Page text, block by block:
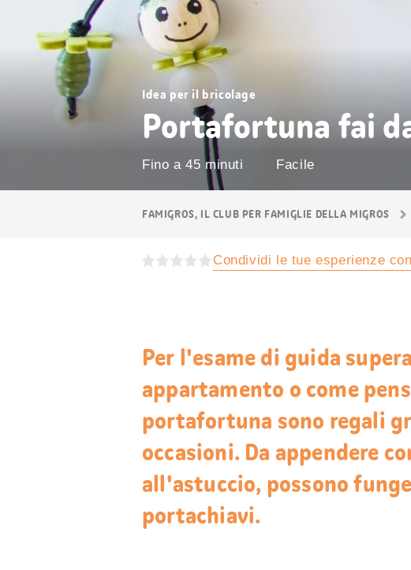
FAMIGROS, IL CLUB PER FAMIGLIE DELLA MIGROS
Condividi le tue esperienze
Idea per il bricolage
Portafortuna fai
Fino a 45 minuti Facile
Per l'esame di guida
appartamento o come
portafortuna sono regali
occasioni. Da appendere
all'astuccio, possono
portachiavi.